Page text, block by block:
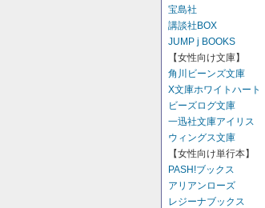
宝島社
講談社BOX
JUMP j BOOKS
【女性向け文庫】
角川ビーンズ文庫
X文庫ホワイトハート
ビーズログ文庫
一迅社文庫アイリス
ウィングス文庫
【女性向け単行本】
PASH!ブックス
アリアンローズ
レジーナブックス